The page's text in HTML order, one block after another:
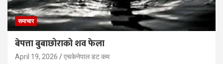
समाचार
बेपत्ता बुबाछोराको शव फेला
April 19, 2026 एचकेनेपाल डट कम